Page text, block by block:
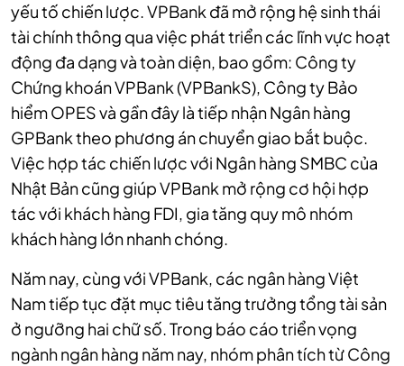
yếu tố chiến lược. VPBank đã mở rộng hệ sinh thái
tài chính thông qua việc phát triển các lĩnh vực hoạt
động đa dạng và toàn diện, bao gồm: Công ty
Chứng khoán VPBank (VPBankS), Công ty Bảo
hiểm OPES và gần đây là tiếp nhận Ngân hàng
GPBank theo phương án chuyển giao bắt buộc.
Việc hợp tác chiến lược với Ngân hàng SMBC của
Nhật Bản cũng giúp VPBank mở rộng cơ hội hợp
tác với khách hàng FDI, gia tăng quy mô nhóm
khách hàng lớn nhanh chóng.
Năm nay, cùng với VPBank, các ngân hàng Việt
Nam tiếp tục đặt mục tiêu tăng trưởng tổng tài sản
ở ngưỡng hai chữ số. Trong báo cáo triển vọng
ngành ngân hàng năm nay, nhóm phân tích từ Công